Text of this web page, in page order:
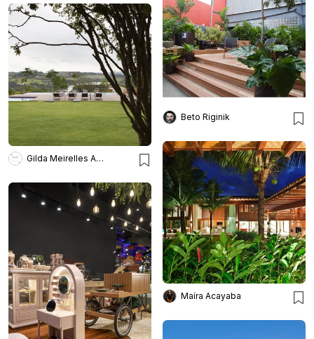
Beto Riginik
Gilda Meirelles Arquitetura
Maíra Acayaba